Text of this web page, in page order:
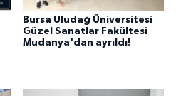
Bursa Uludağ Üniversitesi
Güzel Sanatlar Fakültesi
Mudanya'dan ayrıldı!